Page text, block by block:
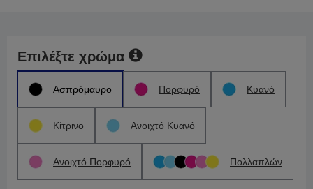
Επιλέξτε χρώμα
Ασπρόμαυρο Πορφυρό Κυανό
Κίτρινο Ανοιχτό Κυανό
Ανοιχτό Πορφυρό Πολλαπλών